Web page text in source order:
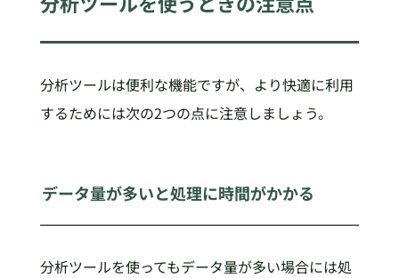
分析ツールは便利な機能ですが、より快適に利用
するためには次の2つの点に注意しましょう。
データ量が多いと処理に時間がかかる
分析ツールを使ってもデータ量が多い場合には処